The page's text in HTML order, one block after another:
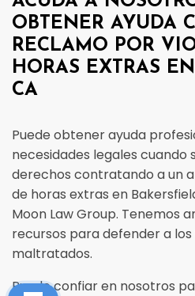
OBTENER AYUDA
RECLAMO POR
HORAS EXTRAS
CA
Puede obtener ayuda
necesidades legales cuando
derechos contratando a un
de horas extras en
Moon Law Group. Tenemos
recursos para defender a
maltratados.
Puede confiar en nosotros